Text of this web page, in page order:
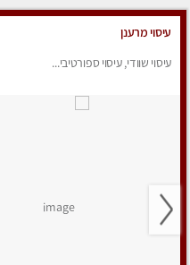
עיסוי מרענן
עיסוי שוודי, עיסוי ספורטיבי...